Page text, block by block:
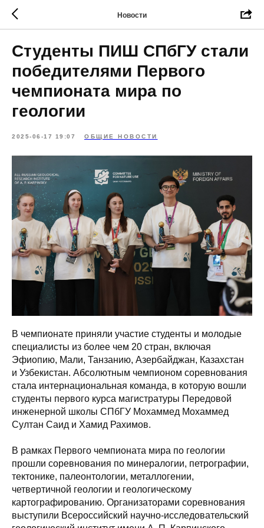
Новости
Студенты ПИШ СПбГУ стали
победителями Первого
чемпионата мира по
геологии
2025-06-17 19:07 ОБЩИЕ НОВОСТИ
В чемпионате приняли участие студенты и молодые
специалисты из более чем 20 стран, включая
Эфиопию, Мали, Танзанию, Азербайджан, Казахстан
и Узбекистан. Абсолютным чемпионом соревнования
стала интернациональная команда, в которую вошли
студенты первого курса магистратуры Передовой
инженерной школы СПбГУ Мохаммед Мохаммед
Султан Саид и Хамид Рахимов.
В рамках Первого чемпионата мира по геологии
прошли соревнования по минералогии, петрографии,
тектонике, палеонтологии, металлогении,
четвертичной геологии и геологическому
картографированию. Организаторами соревнования
выступили Всероссийский научно-исследовательский